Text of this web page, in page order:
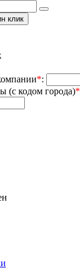
*:
(с кодом города)*